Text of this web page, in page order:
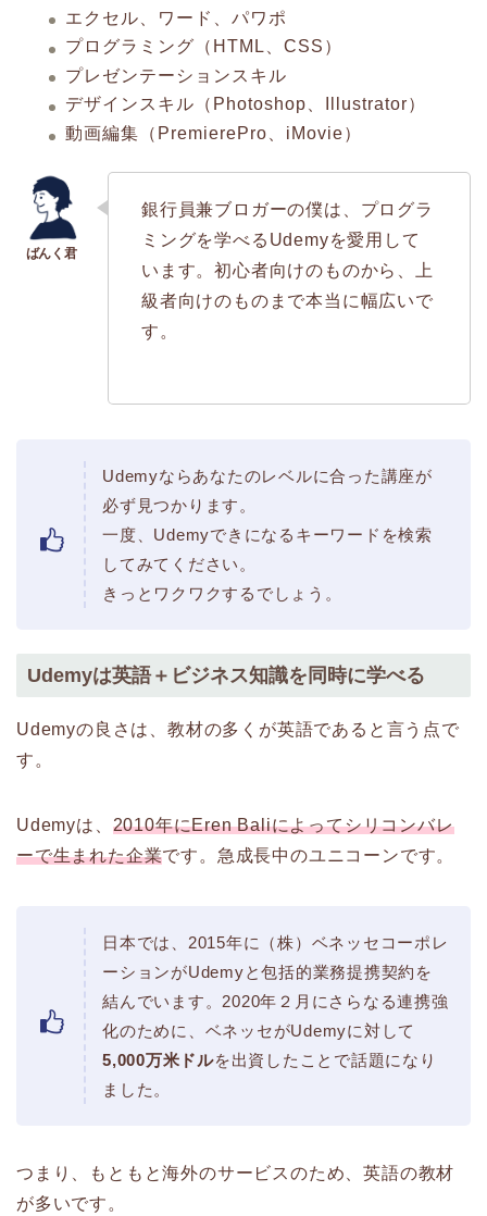
エクセル、ワード、パワポ
プログラミング（HTML、CSS）
プレゼンテーションスキル
デザインスキル（Photoshop、Illustrator）
動画編集（PremierePro、iMovie）
銀行員兼ブロガーの僕は、プログラ
ミングを学べるUdemyを愛用して
います。初心者向けのものから、上
級者向けのものまで本当に幅広いで
す。
Udemyならあなたのレベルに合った講座が
必ず見つかります。
一度、Udemyできになるキーワードを検索
してみてください。
きっとワクワクするでしょう。
Udemyは英語＋ビジネス知識を同時に学べる
Udemyの良さは、教材の多くが英語であると言う点で
す。
Udemyは、 2010年にEren Baliによってシリコンバレ
ーで生まれた企業です。急成長中のユニコーンです。
日本では、2015年に（株）ベネッセコーポレ
ーションがUdemyと包括的業務提携契約を
結んでいます。2020年２月にさらなる連携強
化のために、ベネッセがUdemyに対して
5,000万米ドルを出資したことで話題になり
ました。
つまり、もともと海外のサービスのため、英語の教材
が多いです。